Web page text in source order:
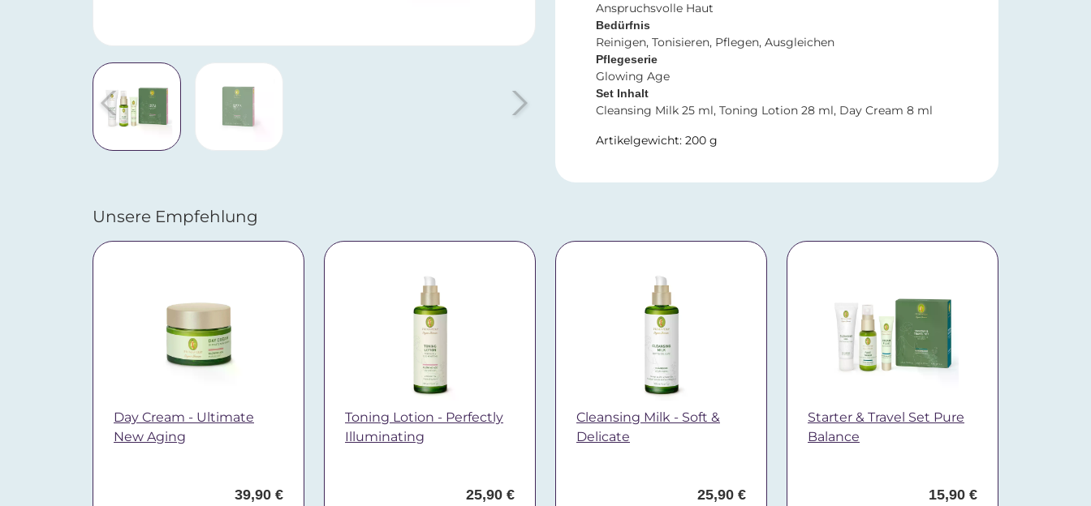
Anspruchsvolle Haut
Bedürfnis
Reinigen, Tonisieren, Pflegen, Ausgleichen
Pflegeserie
Glowing Age
Set Inhalt
Cleansing Milk 25 ml, Toning Lotion 28 ml, Day Cream 8 ml
Artikelgewicht: 200 g
Unsere Empfehlung
Day Cream - Ultimate
New Aging
39,90 €
Toning Lotion - Perfectly
Illuminating
25,90 €
Cleansing Milk - Soft &
Delicate
25,90 €
Starter & Travel Set Pure
Balance
15,90 €